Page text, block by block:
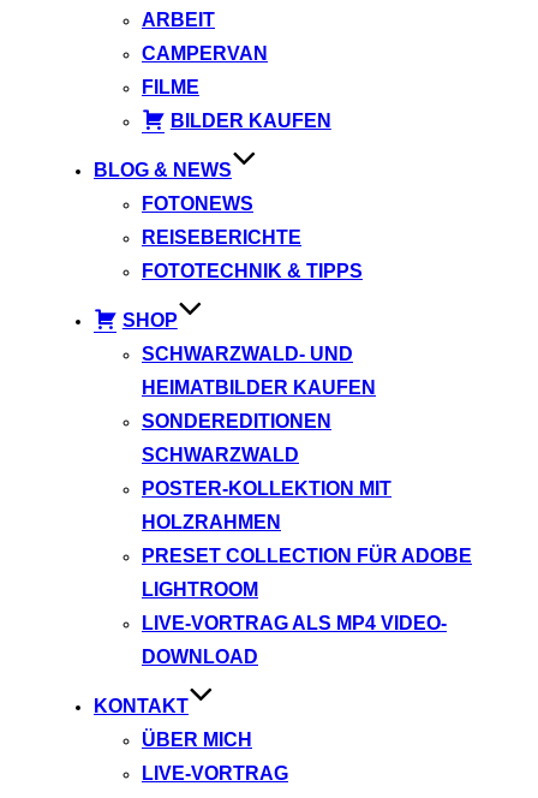
ARBEIT
CAMPERVAN
FILME
BILDER KAUFEN
BLOG & NEWS
FOTONEWS
REISEBERICHTE
FOTOTECHNIK & TIPPS
SHOP
SCHWARZWALD- UND
HEIMATBILDER KAUFEN
SONDEREDITIONEN
SCHWARZWALD
POSTER-KOLLEKTION MIT
HOLZRAHMEN
PRESET COLLECTION FÜR ADOBE
LIGHTROOM
LIVE-VORTRAG ALS MP4 VIDEO-
DOWNLOAD
KONTAKT
ÜBER MICH
LIVE-VORTRAG